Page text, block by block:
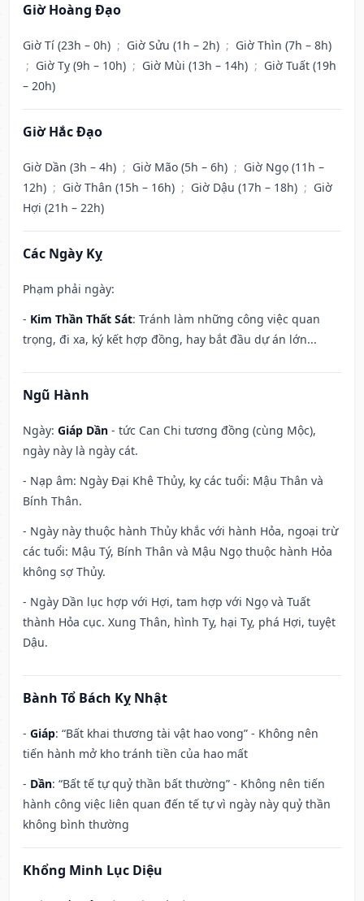
Giờ Hoàng Đạo
Giờ Tí (23h – 0h) ; Giờ Sửu (1h – 2h) ; Giờ Thìn (7h – 8h)
; Giờ Tỵ (9h – 10h) ; Giờ Mùi (13h – 14h) ; Giờ Tuất (19h
– 20h)
Giờ Hắc Đạo
Giờ Dần (3h – 4h) ; Giờ Mão (5h – 6h) ; Giờ Ngọ (11h –
12h) ; Giờ Thân (15h – 16h) ; Giờ Dậu (17h – 18h) ; Giờ
Hợi (21h – 22h)
Các Ngày Kỵ
Phạm phải ngày:
- Kim Thần Thất Sát: Tránh làm những công việc quan
trọng, đi xa, ký kết hợp đồng, hay bắt đầu dự án lớn...
Ngũ Hành
Ngày: Giáp Dần - tức Can Chi tương đồng (cùng Mộc),
ngày này là ngày cát.
- Nạp âm: Ngày Đại Khê Thủy, kỵ các tuổi: Mậu Thân và
Bính Thân.
- Ngày này thuộc hành Thủy khắc với hành Hỏa, ngoại trừ
các tuổi: Mậu Tý, Bính Thân và Mậu Ngọ thuộc hành Hỏa
không sợ Thủy.
- Ngày Dần lục hợp với Hợi, tam hợp với Ngọ và Tuất
thành Hỏa cục. Xung Thân, hình Tỵ, hại Tỵ, phá Hợi, tuyệt
Dậu.
Bành Tổ Bách Kỵ Nhật
- Giáp: “Bất khai thương tài vật hao vong” - Không nên
tiến hành mở kho tránh tiền của hao mất
- Dần: “Bất tế tự quỷ thần bất thường” - Không nên tiến
hành công việc liên quan đến tế tự vì ngày này quỷ thần
không bình thường
Khổng Minh Lục Diệu